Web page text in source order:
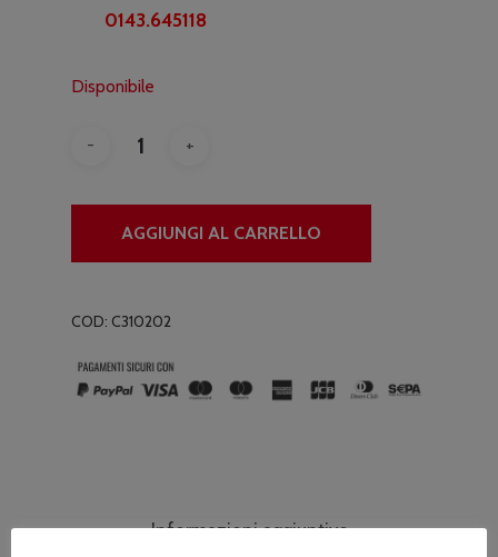
0143.645118
Disponibile
AGGIUNGI AL CARRELLO
COD: C310202
Informazioni aggiuntive